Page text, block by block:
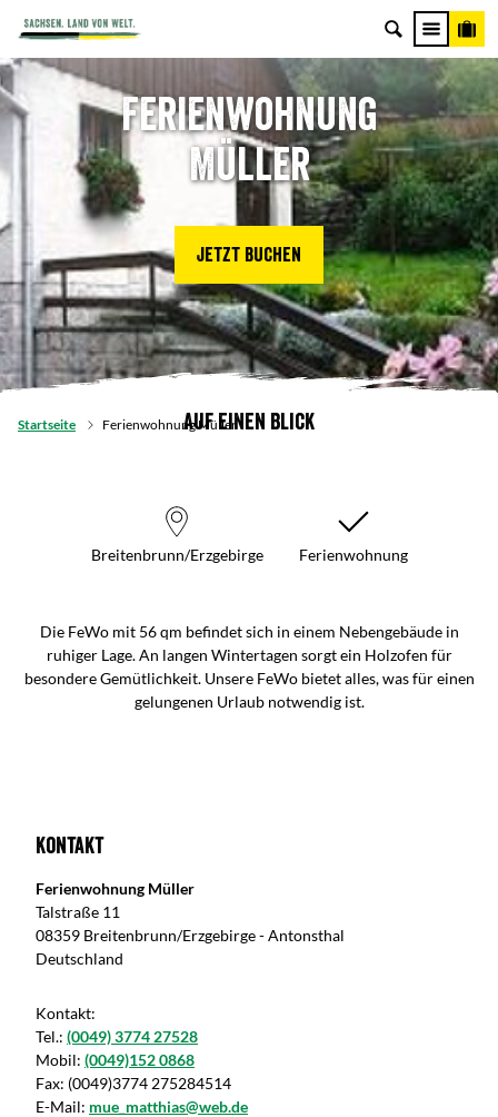
Ferienwohnung
Müller
Jetzt buchen
Startseite Ferienwohnung MüllerAuf einen Blick
Breitenbrunn/Erzgebirge Ferienwohnung
Die FeWo mit 56 qm befindet sich in einem Nebengebäude in
ruhiger Lage. An langen Wintertagen sorgt ein Holzofen für
besondere Gemütlichkeit. Unsere FeWo bietet alles, was für einen
gelungenen Urlaub notwendig ist.
Kontakt
Ferienwohnung Müller
Talstraße 11
08359 Breitenbrunn/Erzgebirge - Antonsthal
Deutschland
Kontakt:
Tel.: (0049) 3774 27528
Mobil: (0049)152 0868
Fax: (0049)3774 275284514
E-Mail: mue_matthias@web.de